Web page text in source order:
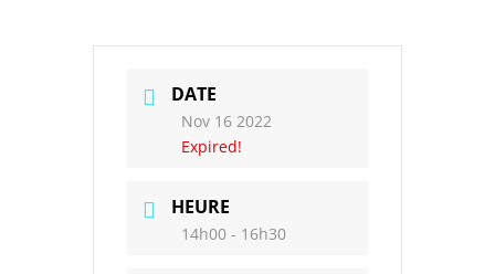
DATE
Nov 16 2022
Expired!
HEURE
14h00 - 16h30